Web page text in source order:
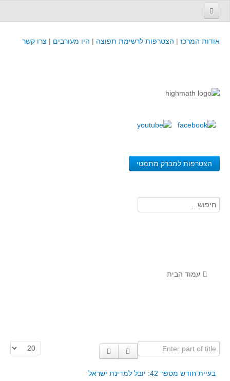
אודות המרכז | הצטרפות לרשימת תפוצה | היו מעורבים | צרו קשר
הצטרפות למברק מתמטי
קורסים והשתלמויות של מרכז המורים - כולל תוצרים
קורסים, כנסים והשתלמויות בארץ - מידע לשנה זו
משאבי הוראה ולמידה
לומדים בחט"ע
בית ספר יסודי
תוצרים מימי עיון וסדנאות - "קשר חם"
מדורי המרכז
יישומים דינאמיים
עמוד הבית
Enter part of title הצגת #
בעיית חודש מספר 42: יובל למדינת ישראל